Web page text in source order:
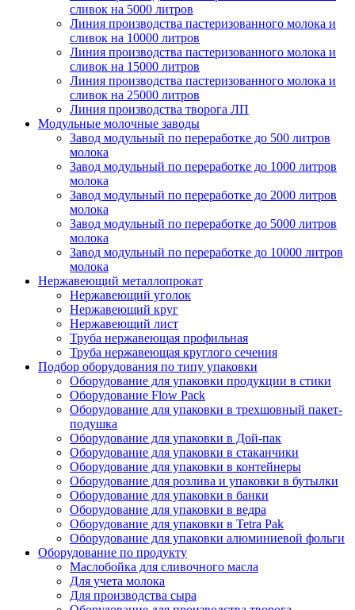
сливок на 5000 литров
Линия производства пастеризованного молока и
сливок на 10000 литров
Линия производства пастеризованного молока и
сливок на 15000 литров
Линия производства пастеризованного молока и
сливок на 25000 литров
Линия производства творога ЛП
Модульные молочные заводы
Завод модульный по переработке до 500 литров
молока
Завод модульный по переработке до 1000 литров
молока
Завод модульный по переработке до 2000 литров
молока
Завод модульный по переработке до 5000 литров
молока
Завод модульный по переработке до 10000 литров
молока
Нержавеющий металлопрокат
Нержавеющий уголок
Нержавеющий круг
Нержавеющий лист
Труба нержавеющая профильная
Труба нержавеющая круглого сечения
Подбор оборудования по типу упаковки
Оборудование для упаковки продукции в стики
Оборудование Flow Pack
Оборудование для упаковки в трехшовный пакет-
подушка
Оборудование для упаковки в Дой-пак
Оборудование для упаковки в стаканчики
Оборудование для упаковки в контейнеры
Оборудование для розлива и упаковки в бутылки
Оборудование для упаковки в банки
Оборудование для упаковки в ведра
Оборудование для упаковки в Tetra Pak
Оборудование для упаковки алюминиевой фольги
Оборудование по продукту
Маслобойка для сливочного масла
Для учета молока
Для производства сыра